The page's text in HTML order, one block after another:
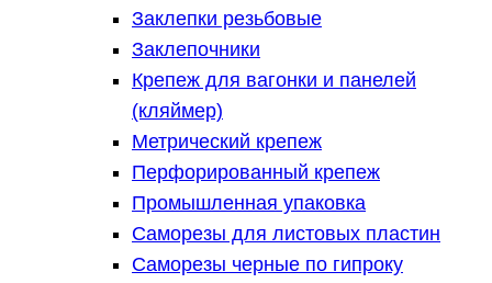
Заклепки резьбовые
Заклепочники
Крепеж для вагонки и панелей
(кляймер)
Метрический крепеж
Перфорированный крепеж
Промышленная упаковка
Саморезы для листовых пластин
Саморезы черные по гипроку